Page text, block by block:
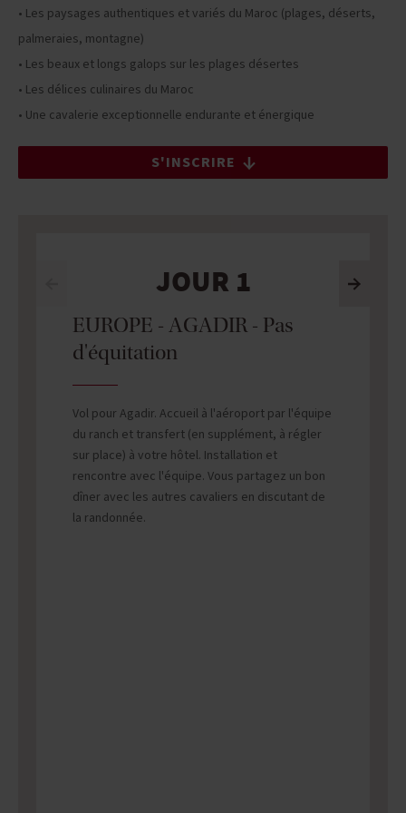
• Les paysages authentiques et variés du Maroc (plages, déserts,
palmeraies, montagne)
• Les beaux et longs galops sur les plages désertes
• Les délices culinaires du Maroc
• Une cavalerie exceptionnelle endurante et énergique
S'INSCRIRE
JOUR 1
EUROPE - AGADIR - Pas
d'équitation
Vol pour Agadir. Accueil à l'aéroport par l'équipe
du ranch et transfert (en supplément, à régler
sur place) à votre hôtel. Installation et
rencontre avec l'équipe. Vous partagez un bon
dîner avec les autres cavaliers en discutant de
la randonnée.